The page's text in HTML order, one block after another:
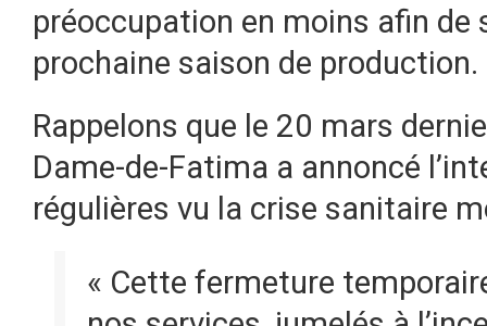
préoccupation en moins afin de
prochaine saison de production.
Rappelons que le 20 mars
Dame-de-Fatima a annoncé
régulières vu la crise sanitaire
« Cette fermeture